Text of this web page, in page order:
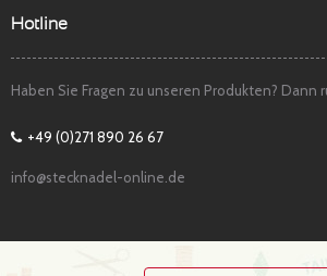
Hotline
Haben Sie Fragen zu unseren Produkten? Dann
+49 (0)271 890 26 67
info@stecknadel-online.de